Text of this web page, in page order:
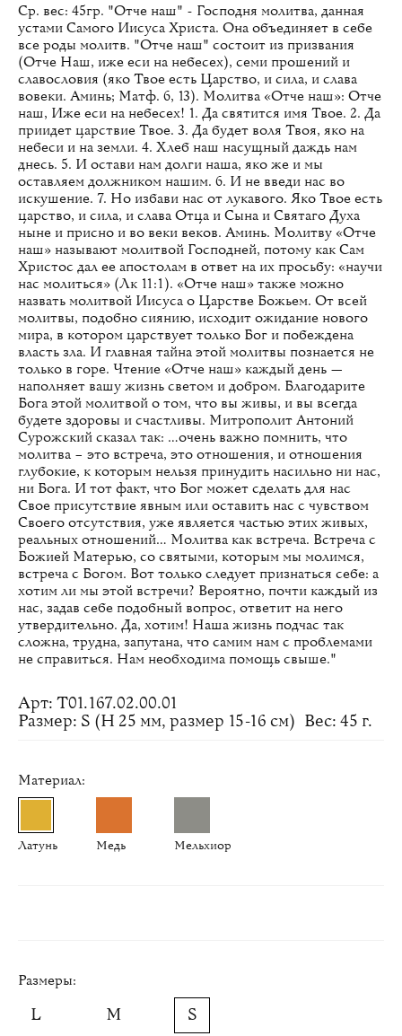
Ср. вес: 45гр. "Отче наш" - Господня молитва, данная
устами Самого Иисуса Христа. Она объединяет в себе
все роды молитв. "Отче наш" состоит из призвания
(Отче Наш, иже еси на небесех), семи прошений и
славословия (яко Твое есть Царство, и сила, и слава
вовеки. Аминь; Матф. 6, 13). Молитва «Отче наш»: Отче
наш, Иже еси на небесех! 1. Да святится имя Твое. 2. Да
приидет царствие Твое. 3. Да будет воля Твоя, яко на
небеси и на земли. 4. Хлеб наш насущный даждь нам
днесь. 5. И остави нам долги наша, яко же и мы
оставляем должником нашим. 6. И не введи нас во
искушение. 7. Но избави нас от лукавого. Яко Твое есть
царство, и сила, и слава Отца и Сына и Святаго Духа
ныне и присно и во веки веков. Аминь. Молитву «Отче
наш» называют молитвой Господней, потому как Сам
Христос дал ее апостолам в ответ на их просьбу: «научи
нас молиться» (Лк 11:1). «Отче наш» также можно
назвать молитвой Иисуса о Царстве Божьем. От всей
молитвы, подобно сиянию, исходит ожидание нового
мира, в котором царствует только Бог и побеждена
власть зла. И главная тайна этой молитвы познается не
только в горе. Чтение «Отче наш» каждый день —
наполняет вашу жизнь светом и добром. Благодарите
Бога этой молитвой о том, что вы живы, и вы всегда
будете здоровы и счастливы. Митрополит Антоний
Сурожский сказал так: …очень важно помнить, что
молитва – это встреча, это отношения, и отношения
глубокие, к которым нельзя принудить насильно ни нас,
ни Бога. И тот факт, что Бог может сделать для нас
Свое присутствие явным или оставить нас с чувством
Своего отсутствия, уже является частью этих живых,
реальных отношений… Молитва как встреча. Встреча с
Божией Матерью, со святыми, которым мы молимся,
встреча с Богом. Вот только следует признаться себе: а
хотим ли мы этой встречи? Вероятно, почти каждый из
нас, задав себе подобный вопрос, ответит на него
утвердительно. Да, хотим! Наша жизнь подчас так
сложна, трудна, запутана, что самим нам с проблемами
не справиться. Нам необходима помощь свыше."
Арт: Т01.167.02.00.01
Размер: S (H 25 мм, размер 15-16 см) Вес: 45 г.
Материал:
Латунь Медь Мельхиор
Размеры: